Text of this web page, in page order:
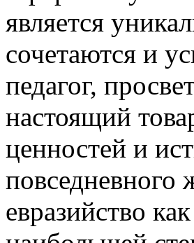
является
сочетаются и
педагог,
настоящий
ценностей и
повседневного
евразийство